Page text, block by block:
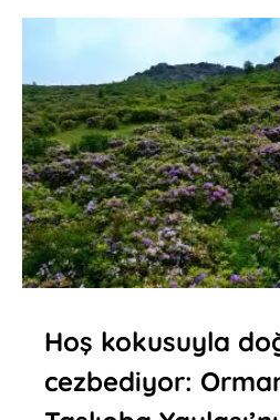
Hoş kokusuyla
cezbediyor: